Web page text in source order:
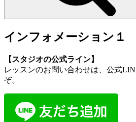
インフォメーション１
【スタジオの公式ライン】
レッスンのお問い合わせは、公式
ぞ。